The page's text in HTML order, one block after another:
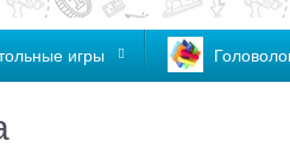
игры